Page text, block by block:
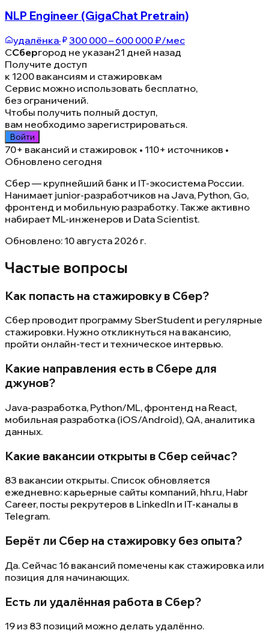
NLP Engineer (GigaChat Pretrain)
удалёнка·
300 000 – 600 000 ₽/мес
ССбергород не указан21 дней назад
Получите доступ
к 1200 вакансиям и стажировкам
Сервис можно использовать бесплатно,
без ограничений.
Чтобы получить полный доступ,
вам необходимо зарегистрироваться.
Войти
70+ вакансий и стажировок • 110+ источников •
Обновлено сегодня
Сбер — крупнейший банк и IT-экосистема России.
Нанимает junior-разработчиков на Java, Python, Go,
фронтенд и мобильную разработку. Также активно
набирает ML-инженеров и Data Scientist.
Обновлено: 10 августа 2026 г.
Частые вопросы
Как попасть на стажировку в Сбер?
Сбер проводит программу SberStudent и регулярные
стажировки. Нужно откликнуться на вакансию,
пройти онлайн-тест и техническое интервью.
Какие направления есть в Сбере для
джунов?
Java-разработка, Python/ML, фронтенд на React,
мобильная разработка (iOS/Android), QA, аналитика
данных.
Какие вакансии открыты в Сбер сейчас?
83 вакансии открыты. Список обновляется
ежедневно: карьерные сайты компаний, hh.ru, Habr
Career, посты рекрутеров в LinkedIn и IT-каналы в
Telegram.
Берёт ли Сбер на стажировку без опыта?
Да. Сейчас 16 вакансий помечены как стажировка или
позиция для начинающих.
Есть ли удалённая работа в Сбер?
19 из 83 позиций можно делать удалённо.